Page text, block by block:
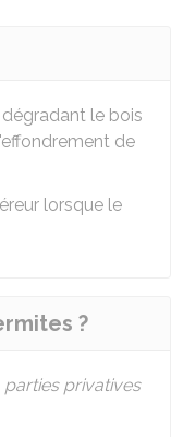
le bois
de
lorsque le
?
parties privatives